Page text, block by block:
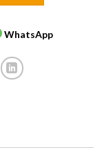
WhatsApp